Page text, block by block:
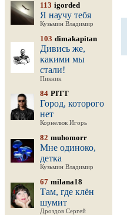
113 igorded
Я научу тебя
Кузьмин Владимир
103 dimakapitan
Дивись же,
какими мы
стали!
Пикник
84 PITT
Город, которого
нет
Корнелюк Игорь
82 muhomorr
Мне одиноко,
детка
Кузьмин Владимир
67 milana18
Там, где клён
шумит
Дроздов Сергей